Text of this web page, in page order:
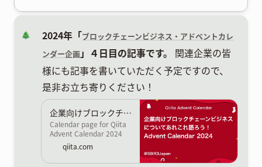
🎄 2024年「ブロックチェーンビジネス・アドベントカレ
ンダー企画」４日目の記事です。
関連企業の皆
様にも記事を書いていただく予定ですので、
是非お立ち寄りください！
企業向けブロックチェーンビジネスについてあれこれ語ろう！ - Qiita Advent Calendar 2024 - Qiita
Calendar page for Qiita
Advent Calendar 2024
regarding 企業向けブロッ
クチェーンビジネスについ
てあれこれ語ろう！.
qiita.com